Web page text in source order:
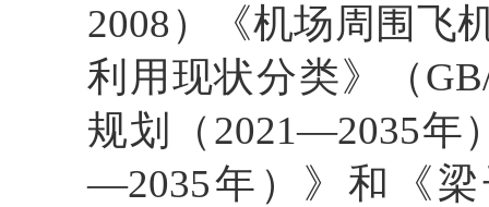
2008）《机场周围飞
利用现状分类》（
规划（2021—2035年
—2035年）》和 《